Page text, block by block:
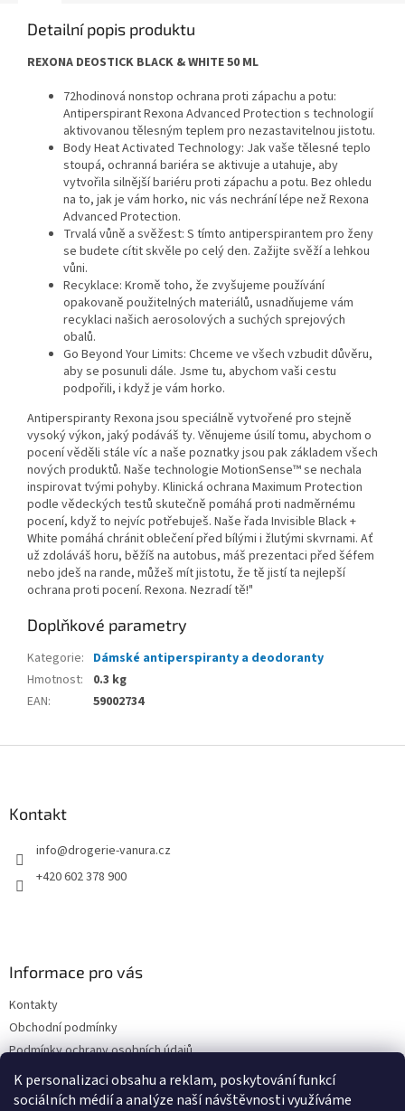
K personalizaci obsahu a reklam, poskytování funkcí
sociálních médií a analýze naší návštěvnosti využíváme
Detailní popis produktu
REXONA DEOSTICK BLACK & WHITE 50 ML
72hodinová nonstop ochrana proti zápachu a potu:
Antiperspirant Rexona Advanced Protection s technologií
aktivovanou tělesným teplem pro nezastavitelnou jistotu.
Body Heat Activated Technology: Jak vaše tělesné teplo
stoupá, ochranná bariéra se aktivuje a utahuje, aby
vytvořila silnější bariéru proti zápachu a potu. Bez ohledu
na to, jak je vám horko, nic vás nechrání lépe než Rexona
Advanced Protection.
Trvalá vůně a svěžest: S tímto antiperspirantem pro ženy
se budete cítit skvěle po celý den. Zažijte svěží a lehkou
vůni.
Recyklace: Kromě toho, že zvyšujeme používání
opakovaně použitelných materiálů, usnadňujeme vám
recyklaci našich aerosolových a suchých sprejových
obalů.
Go Beyond Your Limits: Chceme ve všech vzbudit důvěru,
aby se posunuli dále. Jsme tu, abychom vaši cestu
podpořili, i když je vám horko.
Antiperspiranty Rexona jsou speciálně vytvořené pro stejně
vysoký výkon, jaký podáváš ty. Věnujeme úsilí tomu, abychom o
pocení věděli stále víc a naše poznatky jsou pak základem všech
nových produktů. Naše technologie MotionSense™ se nechala
inspirovat tvými pohyby. Klinická ochrana Maximum Protection
podle vědeckých testů skutečně pomáhá proti nadměrnému
pocení, když to nejvíc potřebuješ. Naše řada Invisible Black +
White pomáhá chránit oblečení před bílými i žlutými skvrnami. Ať
už zdoláváš horu, běžíš na autobus, máš prezentaci před šéfem
nebo jdeš na rande, můžeš mít jistotu, že tě jistí ta nejlepší
ochrana proti pocení. Rexona. Nezradí tě!"
Doplňkové parametry
Kategorie: Dámské antiperspiranty a deodoranty
Hmotnost:
0.3 kg
EAN: 59002734
Kontakt
info@drogerie-vanura.cz
+420 602 378 900
Informace pro vás
Kontakty
Obchodní podmínky
Podmínky ochrany osobních údajů
Dodací a platební podmínky